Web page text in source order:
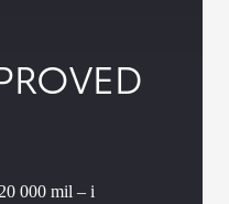
000 mil – i